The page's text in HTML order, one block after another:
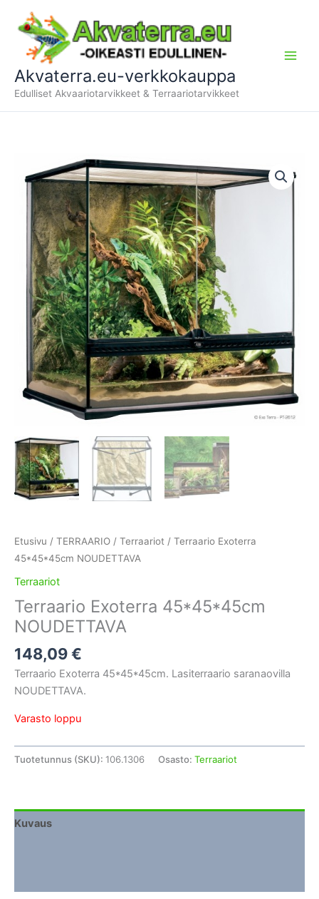
sisältöön
Akvaterra.eu-verkkokauppa
Edulliset Akvaariotarvikkeet & Terraariotarvikkeet
Etusivu / TERRAARIO / Terraariot / Terraario Exoterra
45*45*45cm NOUDETTAVA
Terraariot
Terraario Exoterra 45*45*45cm
NOUDETTAVA
148,09€
Terraario Exoterra 45*45*45cm. Lasiterraario saranaovilla
NOUDETTAVA.
Varasto loppu
Tuotetunnus (SKU): 106.1306 Osasto: Terraariot
Kuvaus